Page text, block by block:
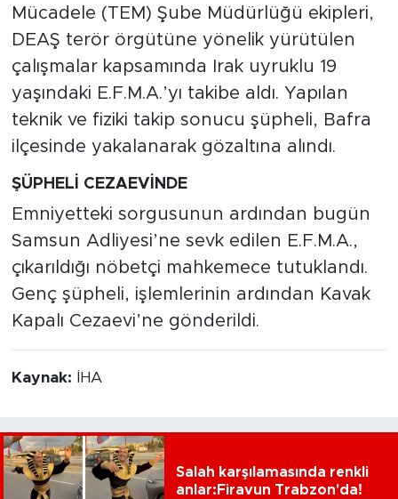
Mücadele (TEM) Şube Müdürlüğü ekipleri,
DEAŞ terör örgütüne yönelik yürütülen
çalışmalar kapsamında Irak uyruklu 19
yaşındaki E.F.M.A.’yı takibe aldı. Yapılan
teknik ve fiziki takip sonucu şüpheli, Bafra
ilçesinde yakalanarak gözaltına alındı.
ŞÜPHELİ CEZAEVİNDE
Emniyetteki sorgusunun ardından bugün
Samsun Adliyesi’ne sevk edilen E.F.M.A.,
çıkarıldığı nöbetçi mahkemece tutuklandı.
Genç şüpheli, işlemlerinin ardından Kavak
Kapalı Cezaevi’ne gönderildi.
Kaynak: İHA
Salah karşılamasında renkli
anlar:Firavun Trabzon'da!